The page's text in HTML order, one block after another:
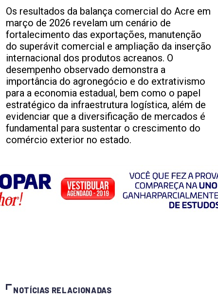
Os resultados da balança comercial do Acre em
março de 2026 revelam um cenário de
fortalecimento das exportações, manutenção
do superávit comercial e ampliação da inserção
internacional dos produtos acreanos. O
desempenho observado demonstra a
importância do agronegócio e do extrativismo
para a economia estadual, bem como o papel
estratégico da infraestrutura logística, além de
evidenciar que a diversificação de mercados é
fundamental para sustentar o crescimento do
comércio exterior no estado.
NOTÍCIAS RELACIONADAS